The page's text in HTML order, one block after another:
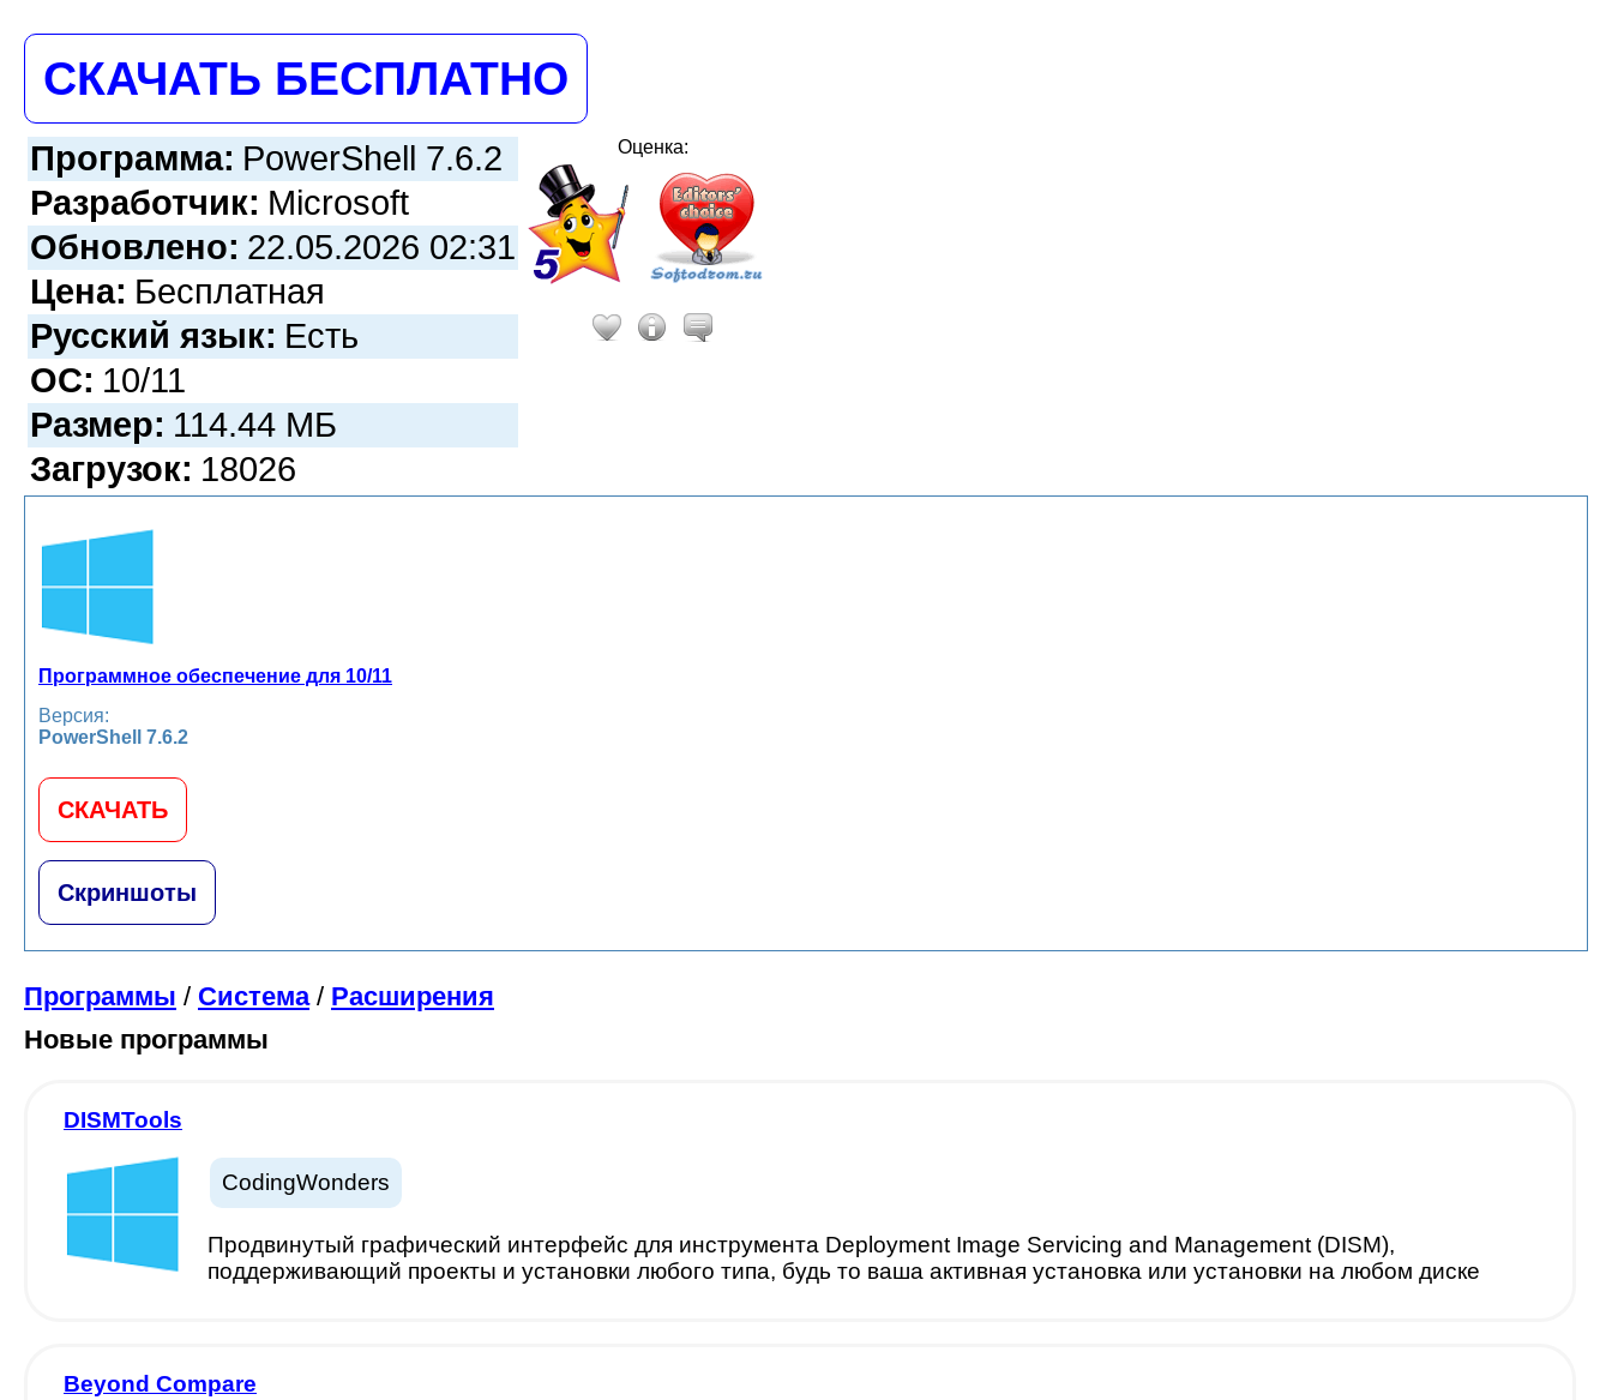
СКАЧАТЬ БЕСПЛАТНО
Программа: PowerShell 7.6.2
Разработчик: Microsoft
Обновлено: 22.05.2026 02:31
Цена: Бесплатная
Русский язык: Есть
ОС: 10/11
Размер: 114.44 МБ
Загрузок: 18026
Оценка:
Программное обеспечение для 10/11
Версия:
PowerShell 7.6.2
СКАЧАТЬ
Скриншоты
Программы / Система/ Расширения
Новые программы
DISMTools
CodingWonders
Продвинутый графический интерфейс для инструмента Deployment Image Servicing and Management (DISM),
поддерживающий проекты и установки любого типа, будь то ваша активная установка или установки на любом диске
Beyond Compare